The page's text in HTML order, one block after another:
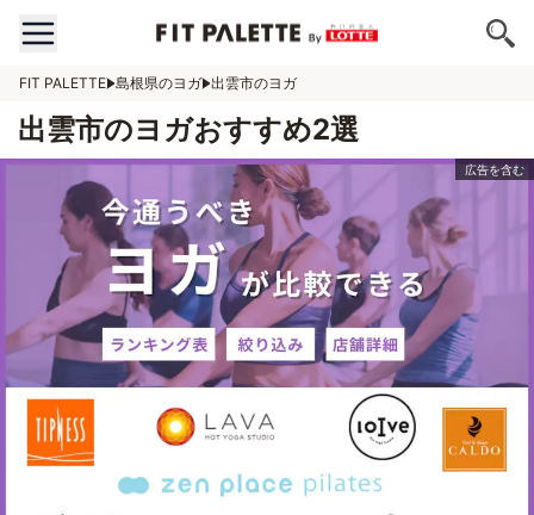
FIT PALETTE 島根県のヨガ 出雲市のヨガ
出雲市のヨガおすすめ2選